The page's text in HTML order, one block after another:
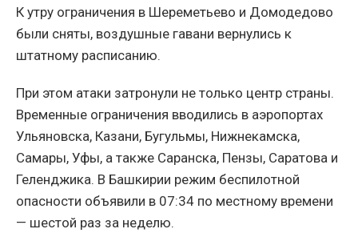
К утру ограничения в Шереметьево и Домодедово
были сняты, воздушные гавани вернулись к
штатному расписанию.
При этом атаки затронули не только центр страны.
Временные ограничения вводились в аэропортах
Ульяновска, Казани, Бугульмы, Нижнекамска,
Самары, Уфы, а также Саранска, Пензы, Саратова и
Геленджика. В Башкирии режим беспилотной
опасности объявили в 07:34 по местному времени
— шестой раз за неделю.